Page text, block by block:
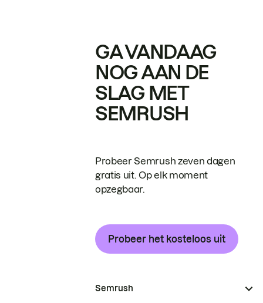
GA VANDAAG
NOG AAN DE
SLAG MET
SEMRUSH
Probeer Semrush zeven dagen
gratis uit. Op elk moment
opzegbaar.
Probeer het kosteloos uit
Semrush